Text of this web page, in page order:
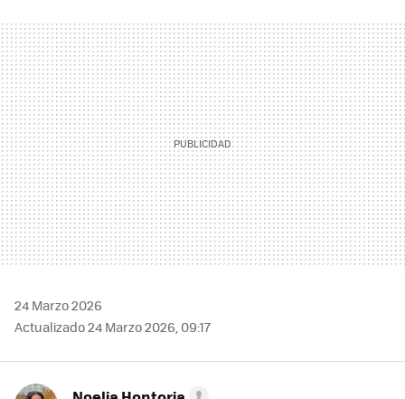
MAIL
24 Marzo 2026
Actualizado 24 Marzo 2026, 09:17